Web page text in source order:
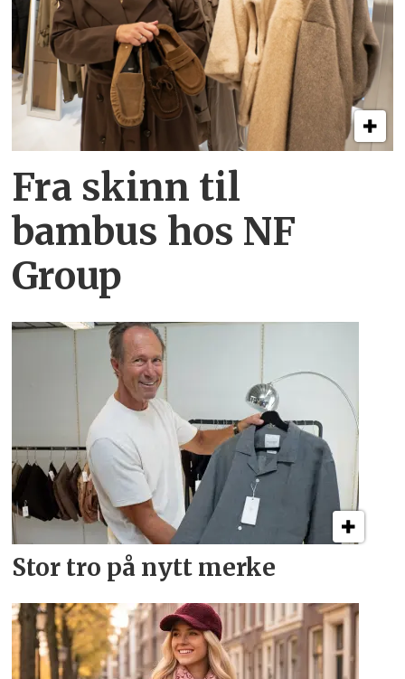
Fra skinn til
bambus hos NF
Group
Stor tro på nytt merke